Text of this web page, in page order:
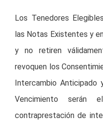
Los Tenedores
las Notas Existentes y
y no retiren
revoquen los
Intercambio
Vencimiento serán
contraprestación de